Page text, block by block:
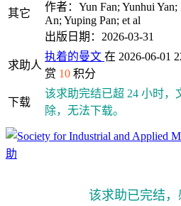
其它
作者：Yun Fan; Yunhui
An; Yuping Pan; et al
出版日期：2026-03-31
求助人
执着的曼文 在 2026-06-01
赏 10 积分
下载
该求助完结已超 24 小时，
除，无法下载。
助
该求助已完结